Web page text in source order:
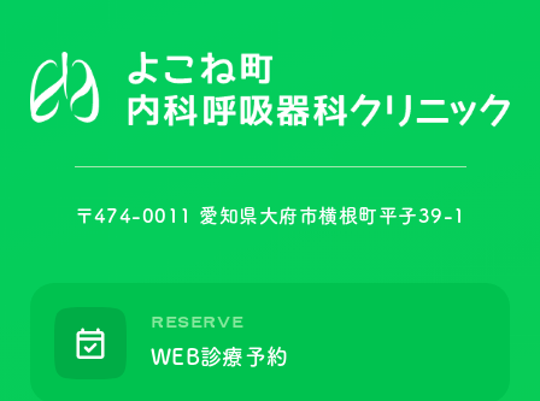
〒474-0011 愛知県大府市横根町平子39-1
RESERVE
WEB診療予約